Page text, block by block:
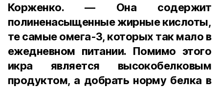
Корженко. — Она содержит
полиненасыщенные жирные кислоты,
те самые омега-3, которых так мало в
ежедневном питании. Помимо этого
икра является высокобелковым
продуктом, а добрать норму белка в